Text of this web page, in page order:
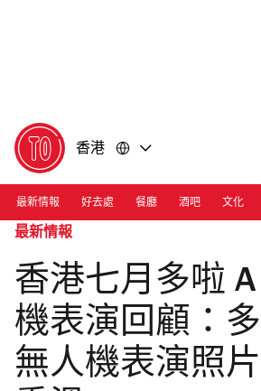
香港
最新情報 好去處 餐廳 酒吧 文化
最新情報
香港七月多啦
機表演回顧：
無人機表演照